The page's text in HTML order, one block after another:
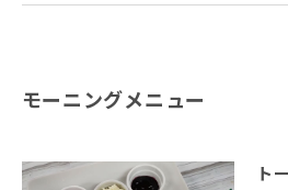
モーニングメニュー
ト